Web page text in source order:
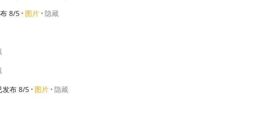
8/5 图片 隐藏
发布 8/5 图片 隐藏